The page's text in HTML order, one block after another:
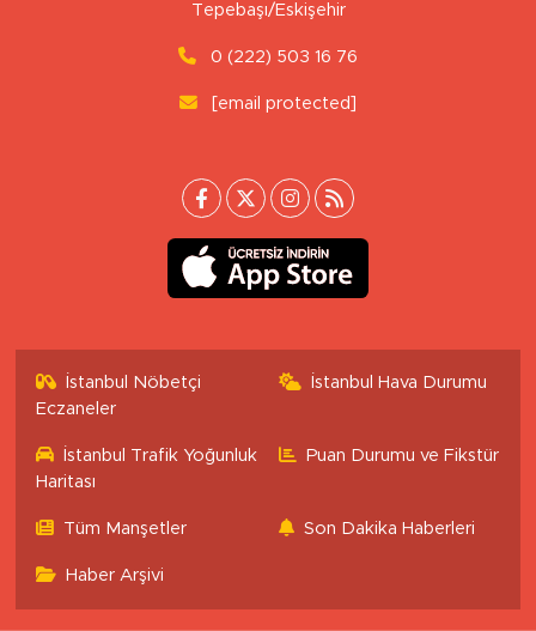
Tepebaşı/Eskişehir
0 (222) 503 16 76
[email protected]
İstanbul Nöbetçi
Eczaneler
İstanbul Hava Durumu
İstanbul Trafik Yoğunluk
Haritası
Puan Durumu ve Fikstür
Tüm Manşetler Son Dakika Haberleri
Haber Arşivi